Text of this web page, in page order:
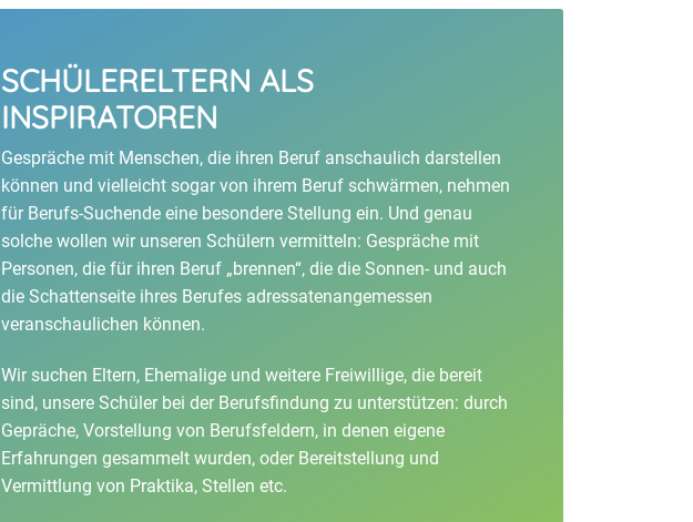
SCHÜLERELTERN ALS
INSPIRATOREN
Gespräche mit Menschen, die ihren Beruf anschaulich darstellen
können und vielleicht sogar von ihrem Beruf schwärmen, nehmen
für Berufs-Suchende eine besondere Stellung ein. Und genau
solche wollen wir unseren Schülern vermitteln: Gespräche mit
Personen, die für ihren Beruf „brennen“, die die Sonnen- und auch
die Schattenseite ihres Berufes adressatenangemessen
veranschaulichen können.
Wir suchen Eltern, Ehemalige und weitere Freiwillige, die bereit
sind, unsere Schüler bei der Berufsfindung zu unterstützen: durch
Gepräche, Vorstellung von Berufsfeldern, in denen eigene
Erfahrungen gesammelt wurden, oder Bereitstellung und
Vermittlung von Praktika, Stellen etc.